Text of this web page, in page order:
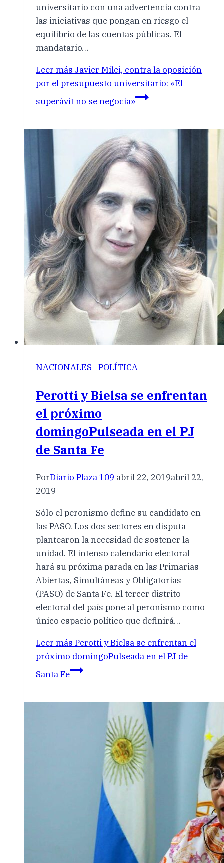
universitario con una advertencia contra
las iniciativas que pongan en riesgo el
equilibrio de las cuentas públicas. El
mandatario…
Leer más Javier Milei, contra la oposición
por el presupuesto universitario: «El
superávit no se negocia»
NACIONALES | POLÍTICA
Perotti y Bielsa se enfrentan
el próximo
domingoPulseada en el PJ
de Santa Fe
PorDiario Plaza 109 abril 22, 2019abril 22,
2019
Sólo el peronismo define su candidato en
las PASO. Los dos sectores en disputa
plantearon la necesidad de sostener la
unidad. El intenso calendario electoral
hará su próxima parada en las Primarias
Abiertas, Simultáneas y Obligatorias
(PASO) de Santa Fe. El tercer distrito
electoral del país pone al peronismo como
único espacio político que definirá…
Leer más Perotti y Bielsa se enfrentan el
próximo domingoPulseada en el PJ de
Santa Fe